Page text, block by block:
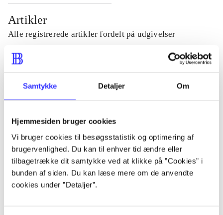
Samtykke Detaljer Om
Hjemmesiden bruger cookies
Vi bruger cookies til besøgsstatistik og optimering af
brugervenlighed. Du kan til enhver tid ændre eller
tilbagetrække dit samtykke ved at klikke på ”Cookies” i
bunden af siden. Du kan læse mere om de anvendte
cookies under ”Detaljer”.
Artikler
Alle registrerede artikler fordelt på udgivelser
...
...
...